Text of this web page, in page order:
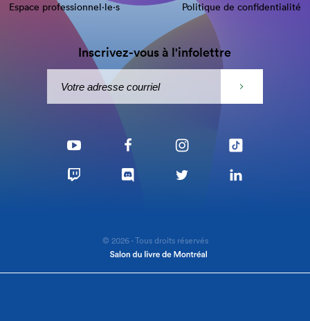
Espace professionnel·le⋅s
Politique de confidentialité
Inscrivez-vous à l'infolettre
© 2026 - Tous droits réservés